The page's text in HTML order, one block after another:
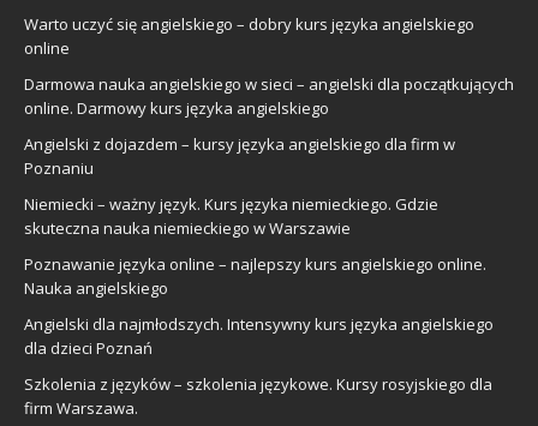
Warto uczyć się angielskiego – dobry kurs języka angielskiego
online
Darmowa nauka angielskiego w sieci – angielski dla początkujących
online. Darmowy kurs języka angielskiego
Angielski z dojazdem – kursy języka angielskiego dla firm w
Poznaniu
Niemiecki – ważny język. Kurs języka niemieckiego. Gdzie
skuteczna nauka niemieckiego w Warszawie
Poznawanie języka online – najlepszy kurs angielskiego online.
Nauka angielskiego
Angielski dla najmłodszych. Intensywny kurs języka angielskiego
dla dzieci Poznań
Szkolenia z języków – szkolenia językowe. Kursy rosyjskiego dla
firm Warszawa.